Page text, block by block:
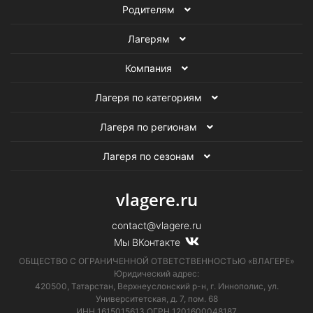
Родителям
Лагерям
Компания
Лагеря по категориям
Лагеря по регионам
Лагеря по сезонам
vlagere.ru
contact@vlagere.ru
Мы ВКонтакте
ОБЩЕСТВО С ОГРАНИЧЕННОЙ ОТВЕТСТВЕННОСТЬЮ «ВЛАГЕРЕ»
Юридический адрес:
420500, Татарстан, Верхнеуслонский р-н, г. Иннополис, ул.
Университетская, д. 7, пом. 68